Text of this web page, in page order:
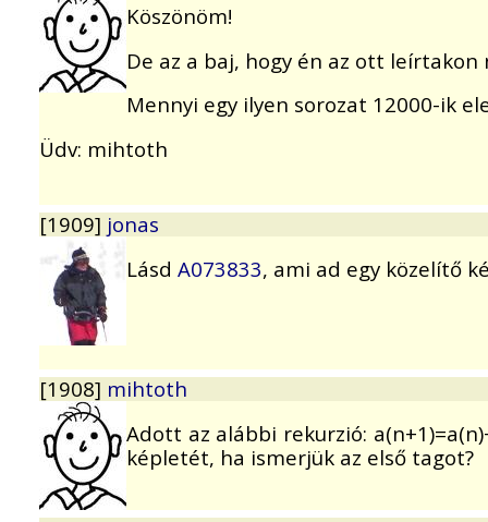
Köszönöm!
De az a baj, hogy én az ott
Mennyi egy ilyen sorozat 12000-ik
Üdv: mihtoth
[1909] jonas
Lásd A073833, ami ad egy közelítő
[1908] mihtoth
Adott az alábbi rekurzió:
képletét, ha ismerjük az első tagot?